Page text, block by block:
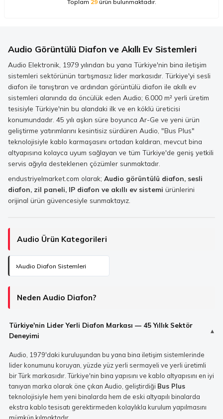
Toplam 29ürün bulunmaktadır.
Audio Görüntülü Diafon ve Akıllı Ev Sistemleri
Audio Elektronik, 1979 yılından bu yana Türkiye'nin bina iletişim
sistemleri sektörünün tartışmasız lider markasıdır. Türkiye'yi sesli
diafon ile tanıştıran ve ardından görüntülü diafon ile akıllı ev
sistemleri alanında da öncülük eden Audio; 6.000 m² yerli üretim
tesisiyle Türkiye'nin bu alandaki ilk ve en köklü üreticisi
konumundadır. 45 yılı aşkın süre boyunca Ar-Ge ve yeni ürün
geliştirme yatırımlarını kesintisiz sürdüren Audio, "Bus Plus"
teknolojisiyle kablo karmaşasını ortadan kaldıran, mevcut bina
altyapısına kolayca uyum sağlayan ve tüm Türkiye'de geniş yetkili
servis ağıyla desteklenen çözümler sunmaktadır.
endustriyelmarket.com olarak; Audio görüntülü diafon, sesli
diafon, zil paneli, IP diafon ve akıllı ev sistemi ürünlerini
orijinal ürün güvencesiyle sunmaktayız.
Audio Ürün Kategorileri
Audio Diafon Sistemleri
Neden Audio Diafon?
Türkiye'nin Lider Yerli Diafon Markası — 45 Yıllık Sektör
Deneyimi
Audio, 1979'daki kuruluşundan bu yana bina iletişim sistemlerinde
lider konumunu koruyan, yüzde yüz yerli sermayeli ve yerli üretimli
bir Türk markasıdır. Türkiye'nin bina yapısını ve kablo altyapısını en iyi
tanıyan marka olarak öne çıkan Audio, geliştirdiği Bus Plus
teknolojisiyle hem yeni binalarda hem de eski altyapılı binalarda
ekstra kablo tesisatı gerektirmeden kolaylıkla kurulum yapılmasını